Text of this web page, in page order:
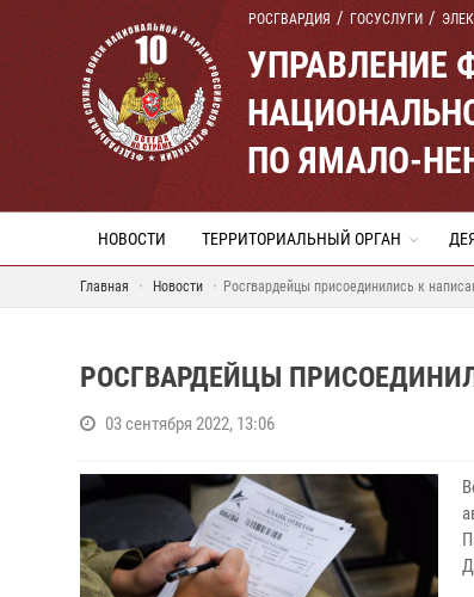
РОСГВАРДИЯ ГОСУСЛУГИ
УПРАВЛЕНИЕ
ПО ЯМАЛО-
НОВОСТИ ТЕРРИТОРИАЛЬНЫЙ ОРГАН
Главная Новости Росгвардейцы присоединились к
РОСГВАРДЕЙЦЫ
03 сентября 2022, 13:06